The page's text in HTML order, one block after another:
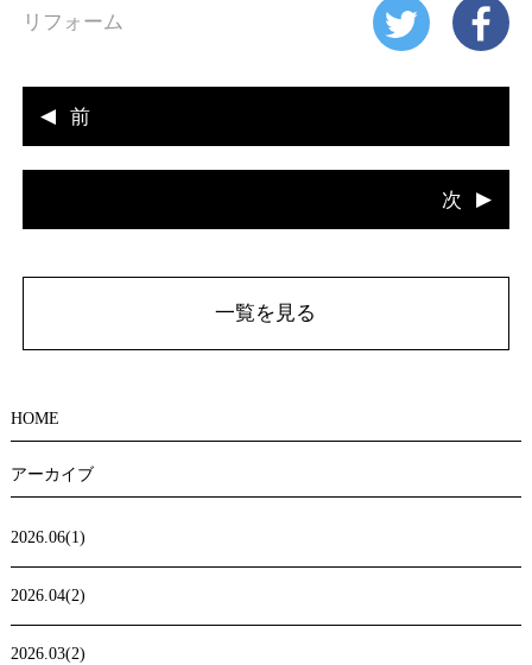
リフォーム
前
次
一覧を見る
HOME
アーカイブ
2026.06(1)
2026.04(2)
2026.03(2)